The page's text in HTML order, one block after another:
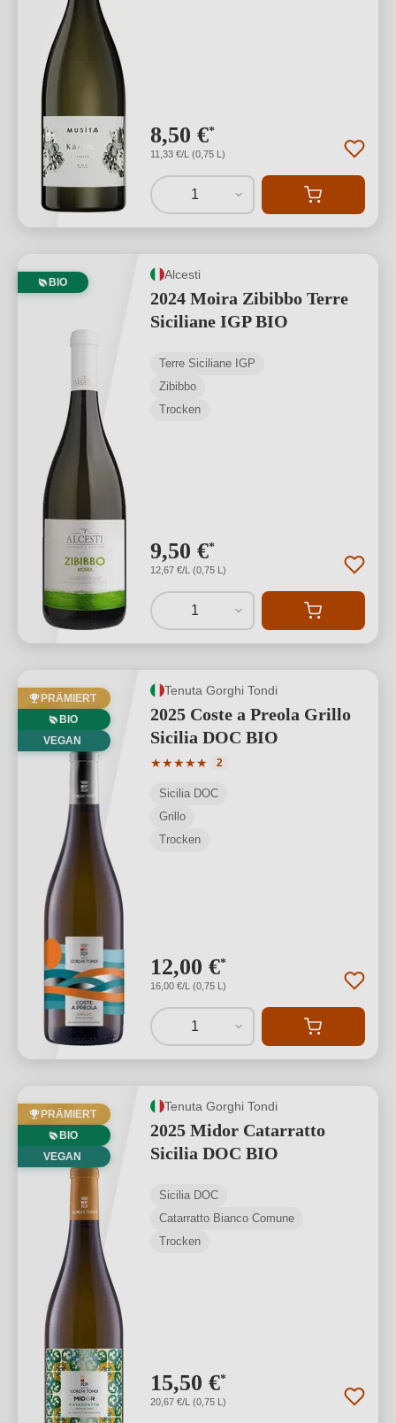
8,50 €*
11,33 €/L (0,75 L)
1
BIO
Alcesti
2024 Moira Zibibbo Terre
Siciliane IGP BIO
Terre Siciliane IGP
Zibibbo
Trocken
9,50 €*
12,67 €/L (0,75 L)
1
PRÄMIERT
BIO
VEGAN
Tenuta Gorghi Tondi
2025 Coste a Preola Grillo
Sicilia DOC BIO
★★★★★
Durchschnittliche Bewertung von 5
2
Sicilia DOC
Grillo
Trocken
12,00 €*
16,00 €/L (0,75 L)
1
PRÄMIERT
BIO
VEGAN
Tenuta Gorghi Tondi
2025 Midor Catarratto
Sicilia DOC BIO
Sicilia DOC
Catarratto Bianco Comune
Trocken
15,50 €*
20,67 €/L (0,75 L)